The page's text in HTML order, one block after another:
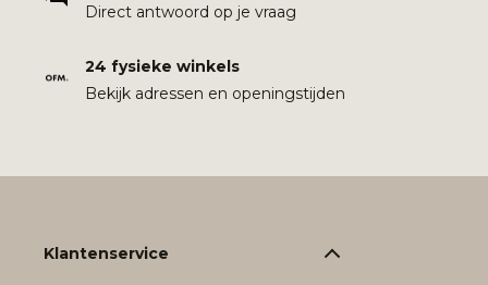
Direct antwoord op je vraag
24 fysieke winkels
Bekijk adressen en openingstijden
Klantenservice